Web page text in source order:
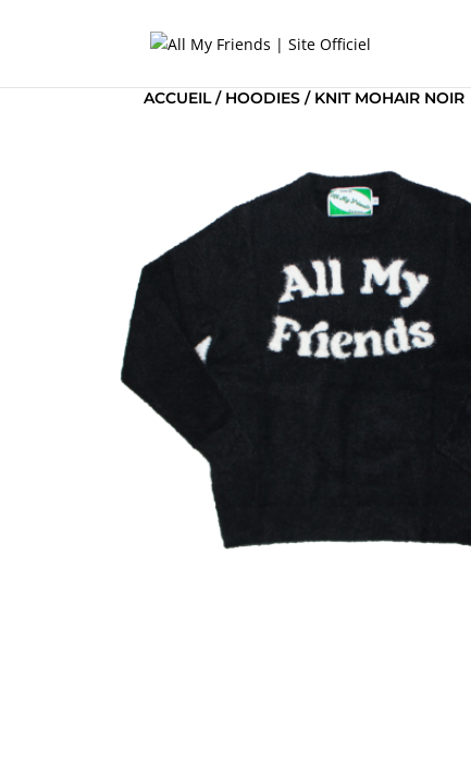
ACCUEIL/ HOODIES / KNIT MOHAIR NOIR